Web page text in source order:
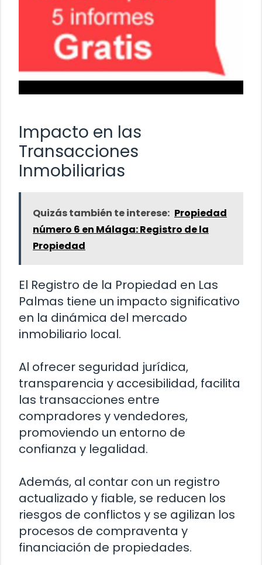
Impacto en las
Transacciones
Inmobiliarias
Quizás también te interese: Propiedad
número 6 en Málaga: Registro de la
Propiedad
El Registro de la Propiedad en Las
Palmas tiene un impacto significativo
en la dinámica del mercado
inmobiliario local.
Al ofrecer seguridad jurídica,
transparencia y accesibilidad, facilita
las transacciones entre
compradores y vendedores,
promoviendo un entorno de
confianza y legalidad.
Además, al contar con un registro
actualizado y fiable, se reducen los
riesgos de conflictos y se agilizan los
procesos de compraventa y
financiación de propiedades.